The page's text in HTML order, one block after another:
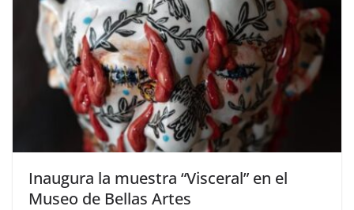
Inaugura la muestra “Visceral” en el
Museo de Bellas Artes